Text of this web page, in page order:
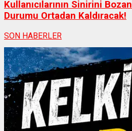
Kullanıcılarının Sinirini Bozan
Durumu Ortadan Kaldıracak!
SON HABERLER